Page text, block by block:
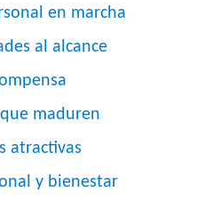
en marcha
al alcance
maduren
atractivas
y bienestar